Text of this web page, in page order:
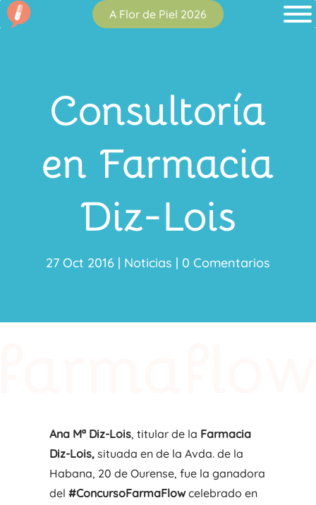
A Flor de Piel 2026
Consultoría
en Farmacia
Diz-Lois
27 Oct 2016| Noticias | 0 Comentarios
Ana Mª Diz-Lois, titular de la Farmacia
Diz-Lois, situada en de la Avda. de la
Habana, 20 de Ourense, fue la ganadora
del #ConcursoFarmaFlowcelebrado en